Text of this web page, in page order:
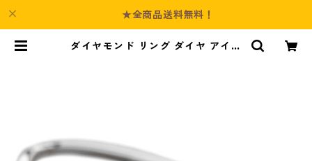
★全商品送料無料！
ダイヤモンド リング ダイヤ アイス